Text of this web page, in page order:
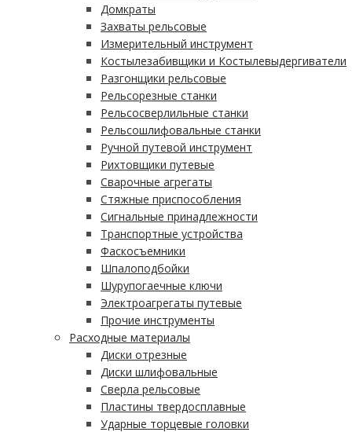
Домкраты
Захваты рельсовые
Измерительный инструмент
Костылезабивщики и Костылевыдергиватели
Разгонщики рельсовые
Рельсорезные станки
Рельсосверлильные станки
Рельсошлифовальные станки
Ручной путевой инструмент
Рихтовщики путевые
Сварочные агрегаты
Стяжные приспособления
Сигнальные принадлежности
Транспортные устройства
Фаскосъемники
Шпалоподбойки
Шурупогаечные ключи
Электроагрегаты путевые
Прочие инструменты
Расходные материалы
Диски отрезные
Диски шлифовальные
Сверла рельсовые
Пластины твердосплавные
Ударные торцевые головки